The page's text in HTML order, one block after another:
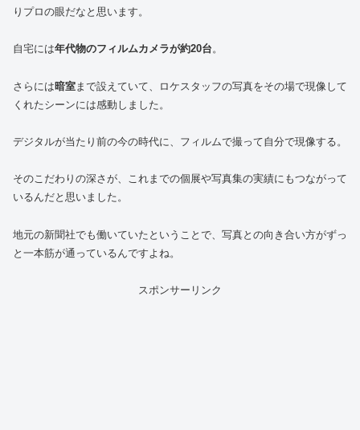
りプロの眼だなと思います。
自宅には年代物のフィルムカメラが約20台。
さらには暗室 まで設えていて、ロケスタッフの写真をその場で現像して
くれたシーンには感動しました。
デジタルが当たり前の今の時代に、フィルムで撮って自分で現像する。
そのこだわりの深さが、これまでの個展や写真集の実績にもつながって
いるんだと思いました。
地元の新聞社でも働いていたということで、写真との向き合い方がずっ
と一本筋が通っているんですよね。
スポンサーリンク